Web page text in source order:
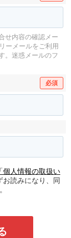
せ内容の確認メー
ーメールをご利用
。 迷惑メールのフ
必須
「個人情報の取扱い
お読みになり、同